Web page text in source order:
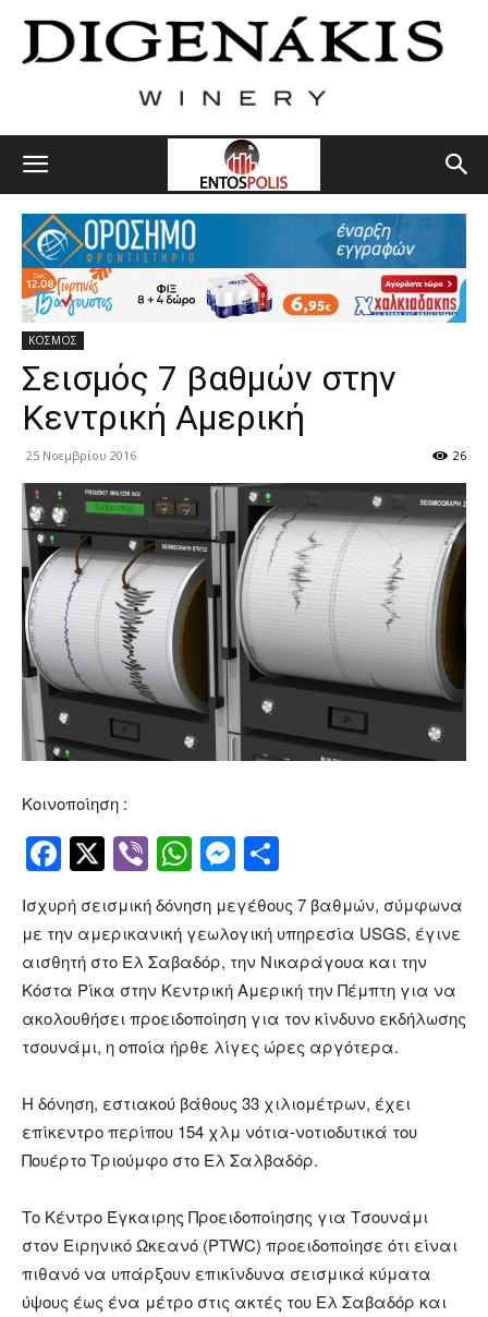
ΚΟΣΜΟΣ
Σεισμός 7 βαθμών στην
Κεντρική Αμερική
25 Νοεμβρίου 2016 26
Κοινοποίηση :
Facebook
Twitter
ViberWhatsApp
Messenger
Ισχυρή σεισμική δόνηση μεγέθους 7 βαθμών, σύμφωνα
με την αμερικανική γεωλογική υπηρεσία USGS, έγινε
αισθητή στο Ελ Σαβαδόρ, την Νικαράγουα και την
Κόστα Ρίκα στην Κεντρική Αμερική την Πέμπτη για να
ακολουθήσει προειδοποίηση για τον κίνδυνο εκδήλωσης
τσουνάμι, η οποία ήρθε λίγες ώρες αργότερα.
Η δόνηση, εστιακού βάθους 33 χιλιομέτρων, έχει
επίκεντρο περίπου 154 χλμ νότια-νοτιοδυτικά του
Πουέρτο Τριούμφο στο Ελ Σαλβαδόρ.
Το Κέντρο Έγκαιρης Προειδοποίησης για Τσουνάμι
στον Ειρηνικό Ωκεανό (PTWC) προειδοποίησε ότι είναι
πιθανό να υπάρξουν επικίνδυνα σεισμικά κύματα
ύψους έως ένα μέτρο στις ακτές του Ελ Σαβαδόρ και